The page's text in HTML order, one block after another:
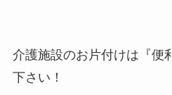
介護施設のお片付けは『便
下さい！